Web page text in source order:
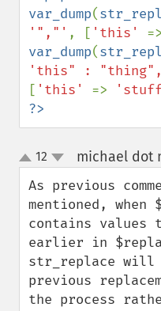
var_dump(
'","' , [ 'this'
var_dump(
'this" :
[ 'this' =>
?>
up
down
12 michael dot
As previous
mentioned, when
contains values
earlier in
str_replace will
previous
the process